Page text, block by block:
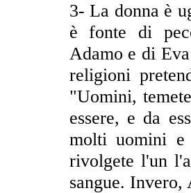
3- La donna è
è fonte di
Adamo e di
religioni
"Uomini,
essere, e da
molti uomini e
rivolgete l'un
sangue.